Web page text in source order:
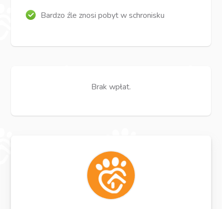
Bardzo źle znosi pobyt w schronisku
Brak wpłat.